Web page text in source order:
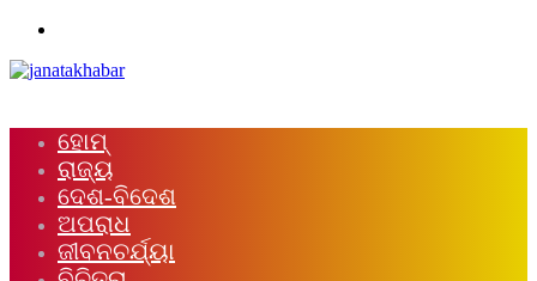
ହୋମ୍
ରାଜ୍ୟ
ଦେଶ-ବିଦେଶ
ଅପରାଧ
ଜୀବନଚର୍ଯ୍ୟା